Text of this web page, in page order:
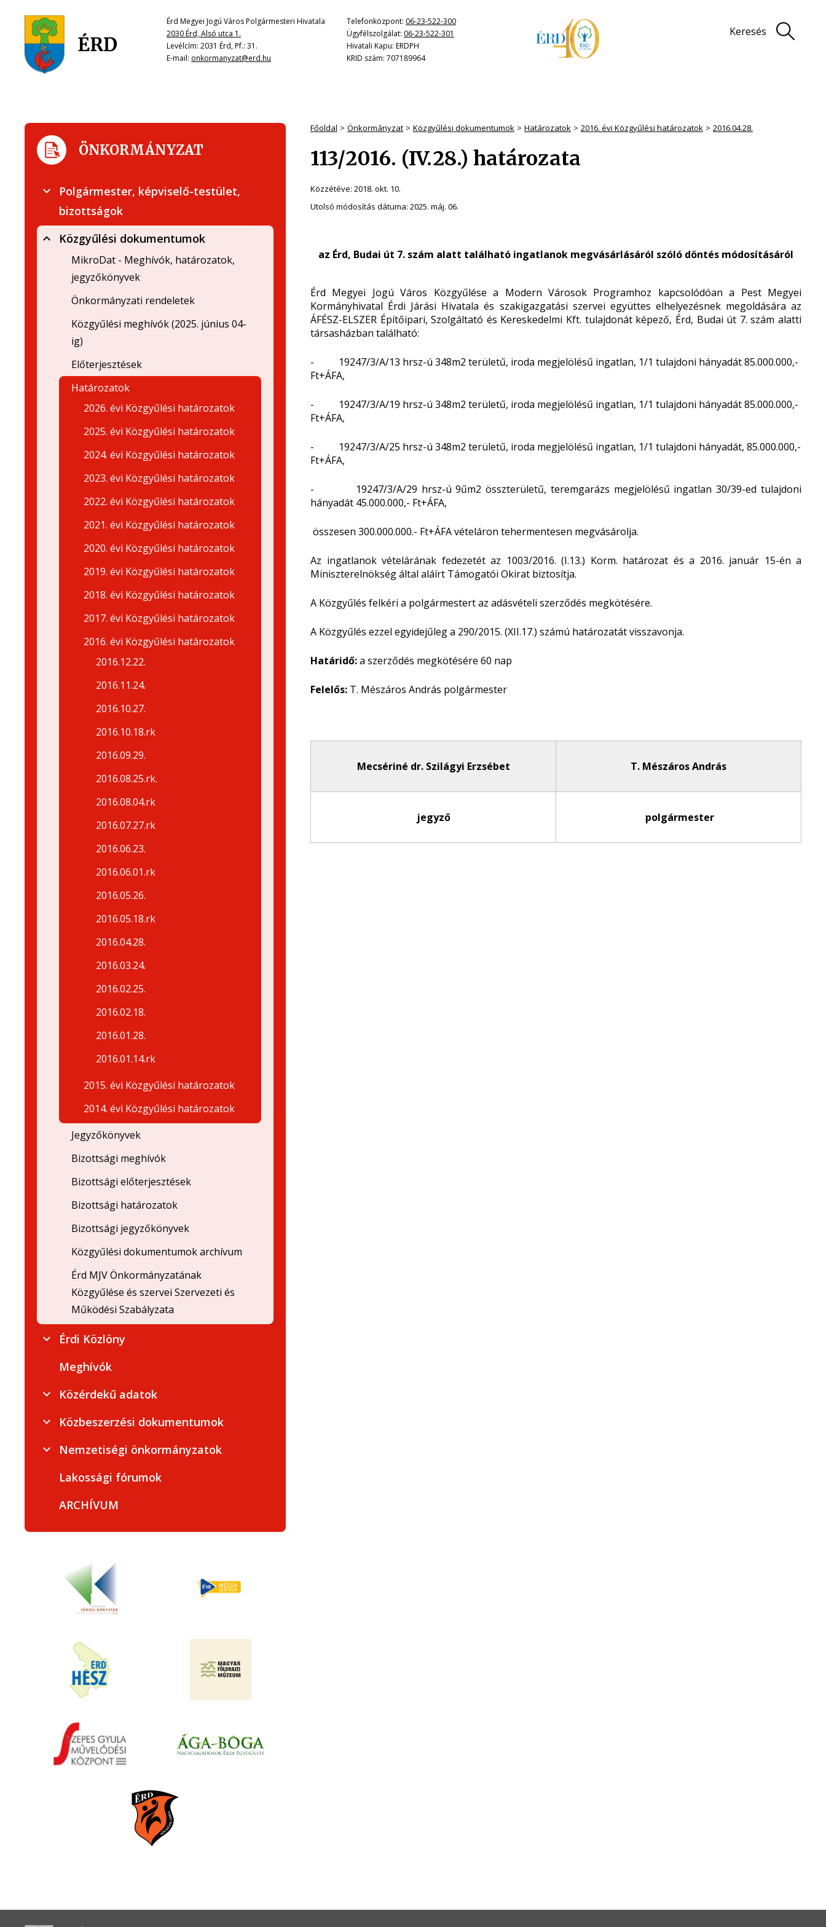
Érd Megyei Jogú Város Polgármesteri Hivatala
2030 Érd, Alsó utca 1.
Levélcím: 2031 Érd, Pf.: 31.
E-mail: onkormanyzat@erd.hu
Telefonközpont: 06-23-522-300
Ügyfélszolgálat: 06-23-522-301
Hivatali Kapu: ERDPH
KRID szám: 707189964
Keresés
Főoldal Önkormányzat Közgyűlési dokumentumok Határozatok 2016. évi Közgyűlési határozatok 2016.04.28.
113/2016. (IV.28.) határozata
Közzétéve: 2018. okt. 10.
Utolsó módosítás dátuma: 2025. máj. 06.
az Érd, Budai út 7. szám alatt található ingatlanok megvásárlásáról szóló döntés módosításáról
Érd Megyei Jogú Város Közgyűlése a Modern Városok Programhoz kapcsolódóan a Pest Megyei
Kormányhivatal Érdi Járási Hivatala és szakigazgatási szervei együttes elhelyezésnek megoldására az
ÁFÉSZ-ELSZER Építőipari, Szolgáltató és Kereskedelmi Kft. tulajdonát képező, Érd, Budai út 7. szám alatti
társasházban található:
- 19247/3/A/13 hrsz-ú 348m2 területű, iroda megjelölésű ingatlan, 1/1 tulajdoni hányadát 85.000.000,-
Ft+ÁFA,
- 19247/3/A/19 hrsz-ú 348m2 területű, iroda megjelölésű ingatlan, 1/1 tulajdoni hányadát 85.000.000,-
Ft+ÁFA,
- 19247/3/A/25 hrsz-ú 348m2 területű, iroda megjelölésű ingatlan, 1/1 tulajdoni hányadát, 85.000.000,-
Ft+ÁFA,
- 19247/3/A/29 hrsz-ú 9űm2 összterületű, teremgarázs megjelölésű ingatlan 30/39-ed tulajdoni
hányadát 45.000.000,- Ft+ÁFA,
összesen 300.000.000.- Ft+ÁFA vételáron tehermentesen megvásárolja.
Az ingatlanok vételárának fedezetét az 1003/2016. (I.13.) Korm. határozat és a 2016. január 15-én a
Miniszterelnökség által aláírt Támogatói Okirat biztosítja.
A Közgyűlés felkéri a polgármestert az adásvételi szerződés megkötésére.
A Közgyűlés ezzel egyidejűleg a 290/2015. (XII.17.) számú határozatát visszavonja.
Határidő:a szerződés megkötésére 60 nap
Felelős: T. Mészáros András polgármester
Mecsériné dr. Szilágyi Erzsébet T. Mészáros András
jegyző polgármester
ÖNKORMÁNYZAT
Polgármester, képviselő-testület,
bizottságok
Közgyűlési dokumentumok
MikroDat - Meghívók, határozatok,
jegyzőkönyvek
Önkormányzati rendeletek
Közgyűlési meghívók (2025. június 04-
ig)
Előterjesztések
Határozatok
2026. évi Közgyűlési határozatok
2025. évi Közgyűlési határozatok
2024. évi Közgyűlési határozatok
2023. évi Közgyűlési határozatok
2022. évi Közgyűlési határozatok
2021. évi Közgyűlési határozatok
2020. évi Közgyűlési határozatok
2019. évi Közgyűlési határozatok
2018. évi Közgyűlési határozatok
2017. évi Közgyűlési határozatok
2016. évi Közgyűlési határozatok
2016.12.22.
2016.11.24.
2016.10.27.
2016.10.18.rk
2016.09.29.
2016.08.25.rk.
2016.08.04.rk
2016.07.27.rk
2016.06.23.
2016.06.01.rk
2016.05.26.
2016.05.18.rk
2016.04.28.
2016.03.24.
2016.02.25.
2016.02.18.
2016.01.28.
2016.01.14.rk
2015. évi Közgyűlési határozatok
2014. évi Közgyűlési határozatok
Jegyzőkönyvek
Bizottsági meghívók
Bizottsági előterjesztések
Bizottsági határozatok
Bizottsági jegyzőkönyvek
Közgyűlési dokumentumok archívum
Érd MJV Önkormányzatának
Közgyűlése és szervei Szervezeti és
Működési Szabályzata
Érdi Közlöny
Meghívók
Közérdekű adatok
Közbeszerzési dokumentumok
Nemzetiségi önkormányzatok
Lakossági fórumok
ARCHÍVUM